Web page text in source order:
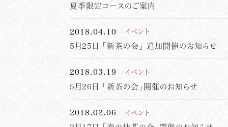
夏季限定コースのご案内
2018.04.10 イベント
5月25日 「新茶の会」 追加開催のお知らせ
2018.03.19 イベント
5月26日 「新茶の会」開催のお知らせ
2018.02.06 イベント